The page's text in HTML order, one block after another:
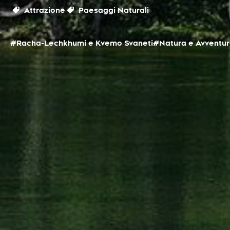
Attrazione Paesaggi Naturali
#Racha-Lechkhumi e Kvemo Svaneti#Natura e